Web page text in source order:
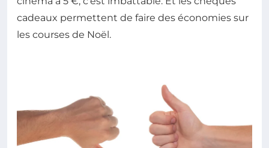
cadeaux permettent de faire des économies sur
les courses de Noël.